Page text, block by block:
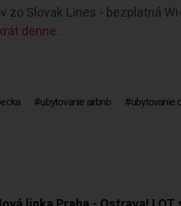
zo Slovak Lines - bezplatná
denne.
ubytovanie airbnb ubytovanie